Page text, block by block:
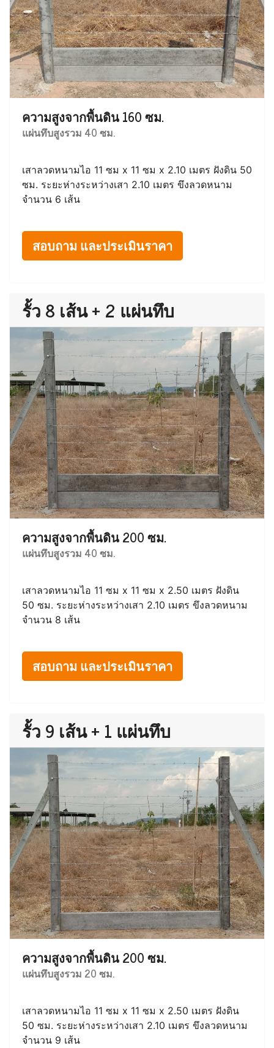
ความสูงจากพื้นดิน 160 ซม.
แผ่นทึบสูงรวม 40 ซม.
เสาลวดหนามไอ 11 ซม x 11 ซม x 2.10 เมตร ฝังดิน 50
ซม. ระยะห่างระหว่างเสา 2.10 เมตร ขึงลวดหนาม
จำนวน 6 เส้น
สอบถาม และประเมินราคา
รั้ว 8 เส้น + 2 แผ่นทึบ
ความสูงจากพื้นดิน 200 ซม.
แผ่นทึบสูงรวม 40 ซม.
เสาลวดหนามไอ 11 ซม x 11 ซม x 2.50 เมตร ฝังดิน
50 ซม. ระยะห่างระหว่างเสา 2.10 เมตร ขึงลวดหนาม
จำนวน 8 เส้น
สอบถาม และประเมินราคา
รั้ว 9 เส้น + 1 แผ่นทึบ
ความสูงจากพื้นดิน 200 ซม.
แผ่นทึบสูงรวม 20 ซม.
เสาลวดหนามไอ 11 ซม x 11 ซม x 2.50 เมตร ฝังดิน
50 ซม. ระยะห่างระหว่างเสา 2.10 เมตร ขึงลวดหนาม
จำนวน 9 เส้น